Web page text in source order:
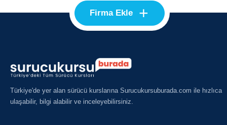
Firma Ekle +
Türkiye'de yer alan sürücü kurslarına Surucukursuburada.com ile hızlıca
ulaşabilir, bilgi alabilir ve inceleyebilirsiniz.